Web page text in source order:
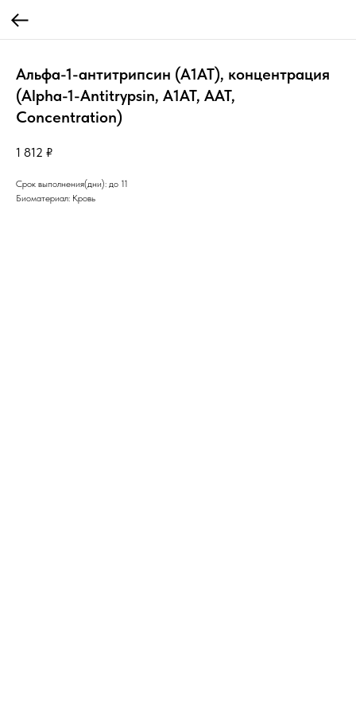
Альфа-1-антитрипсин (А1АТ), концентрация
(Alpha-1-Antitrypsin, A1AT, AAT,
Concentration)
1 812 ₽
Срок выполнения(дни): до 11
Биоматериал: Кровь